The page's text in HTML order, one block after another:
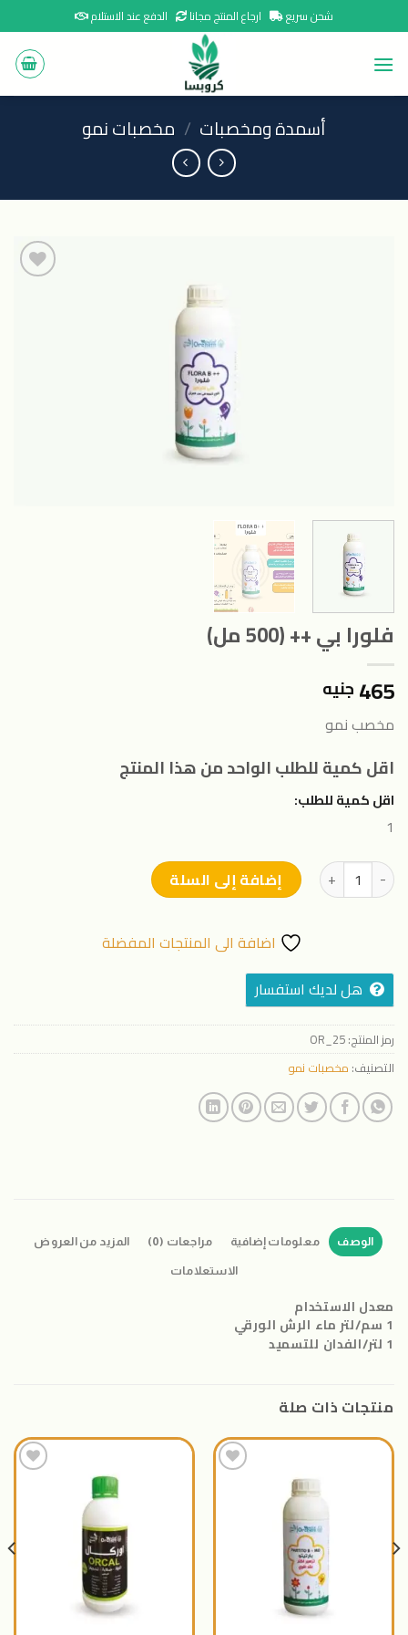
to
content
شحن سريع ارجاع المنتج مجانا الدفع عند الاستلام
أسمدة ومخصبات / مخصبات نمو
فلورا بي ++ (500 مل)
465 جنيه
مخصب نمو
اقل كمية للطلب الواحد من هذا المنتج
اقل كمية للطلب:
1
كمية فلورا بي ++ (500 مل)إضافة إلى السلة
اضافة الى المنتجات المفضلة
هل لديك استفسار
رمز المنتج:OR_25
التصنيف: مخصبات نمو
الوصف معلومات إضافية مراجعات (0) المزيد من العروض
الاستعلامات
معدل الاستخدام
1 سم/لتر ماء الرش الورقي
1 لتر/الفدان للتسميد
منتجات ذات صلة
المنتجات
المفضلة